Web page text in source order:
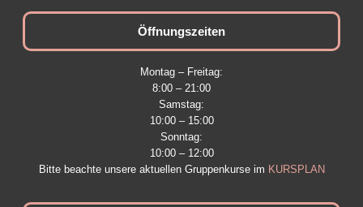
Öffnungszeiten
Montag – Freitag:
8:00 – 21:00
Samstag:
10:00 – 15:00
Sonntag:
10:00 – 12:00
Bitte beachte unsere aktuellen Gruppenkurse im KURSPLAN